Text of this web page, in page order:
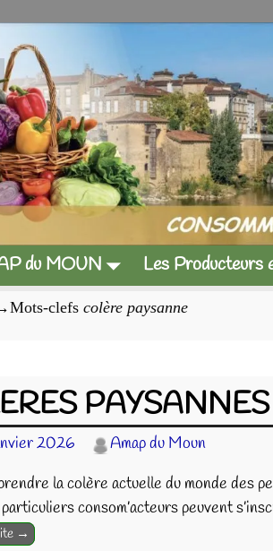
du MOUN Les Producteurs
clefs colère paysanne
PAYSANNES
2026
Amap du Moun
la colère actuelle du monde des
particuliers consom’acteurs peuvent
→